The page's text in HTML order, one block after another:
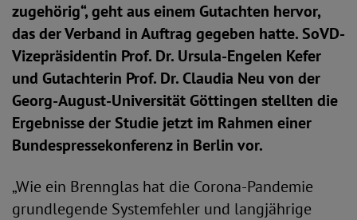
zugehörig“, geht aus einem Gutachten hervor,
das der Verband in Auftrag gegeben hatte. SoVD-
Vizepräsidentin Prof. Dr. Ursula-Engelen Kefer
und Gutachterin Prof. Dr. Claudia Neu von der
Georg-August-Universität Göttingen stellten die
Ergebnisse der Studie jetzt im Rahmen einer
Bundespressekonferenz in Berlin vor.
„Wie ein Brennglas hat die Corona-Pandemie
grundlegende Systemfehler und langjährige